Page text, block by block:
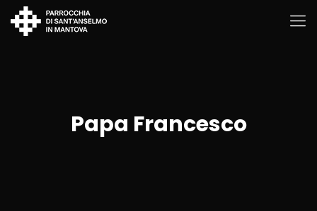
Papa Francesco